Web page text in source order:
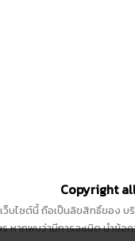
Copyright
บไซต์นี้ ถือเป็นลิขสิทธิ์ของ
หากพบว่ามีการละเมิด นำข้